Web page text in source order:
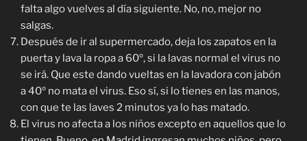
falta algo vuelves al día siguiente. No, no, mejor no
salgas.
Después de ir al supermercado, deja los zapatos en la
puerta y lava la ropa a 60º, si la lavas normal el virus no
se irá. Que este dando vueltas en la lavadora con jabón
a 40º no mata el virus. Eso sí, si lo tienes en las manos,
con que te las laves 2 minutos ya lo has matado.
El virus no afecta a los niños excepto en aquellos que lo